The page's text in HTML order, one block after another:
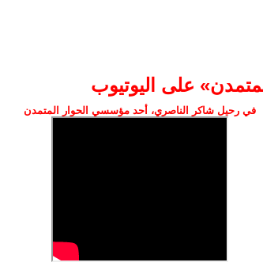
على اليوتيوب
في رحيل شاكر الناصري، أحد مؤسسي الحوار المتمدن